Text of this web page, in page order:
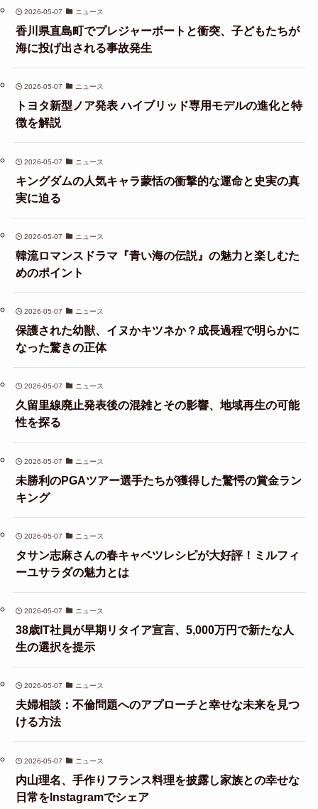
2026-05-07 ニュース
香川県直島町でプレジャーボートと衝突、子どもたちが
海に投げ出される事故発生
2026-05-07 ニュース
トヨタ新型ノア発表 ハイブリッド専用モデルの進化と特
徴を解説
2026-05-07 ニュース
キングダムの人気キャラ蒙恬の衝撃的な運命と史実の真
実に迫る
2026-05-07 ニュース
韓流ロマンスドラマ『青い海の伝説』の魅力と楽しむた
めのポイント
2026-05-07 ニュース
保護された幼獣、イヌかキツネか？成長過程で明らかに
なった驚きの正体
2026-05-07 ニュース
久留里線廃止発表後の混雑とその影響、地域再生の可能
性を探る
2026-05-07 ニュース
未勝利のPGAツアー選手たちが獲得した驚愕の賞金ラン
キング
2026-05-07 ニュース
タサン志麻さんの春キャベツレシピが大好評！ミルフィ
ーユサラダの魅力とは
2026-05-07 ニュース
38歳IT社員が早期リタイア宣言、5,000万円で新たな人
生の選択を提示
2026-05-07 ニュース
夫婦相談：不倫問題へのアプローチと幸せな未来を見つ
ける方法
2026-05-07 ニュース
内山理名、手作りフランス料理を披露し家族との幸せな
日常をInstagramでシェア